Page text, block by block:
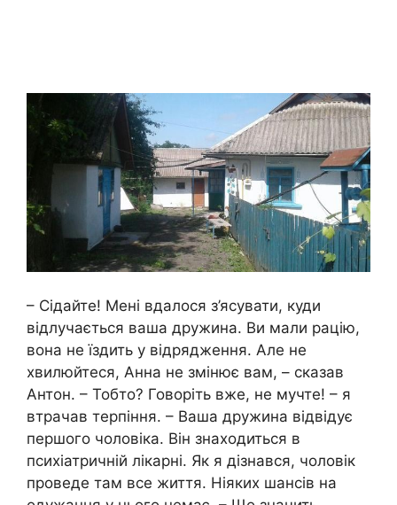
– Сідайте! Мені вдалося з’ясувати, куди
відлучається ваша дружина. Ви мали рацію,
вона не їздить у відрядження. Але не
хвилюйтеся, Анна не змінює вам, – сказав
Антон. – Тобто? Говоріть вже, не мучте! – я
втрачав терпіння. – Ваша дружина відвідує
першого чоловіка. Він знаходиться в
психіатричній лікарні. Як я дізнався, чоловік
проведе там все життя. Ніяких шансів на